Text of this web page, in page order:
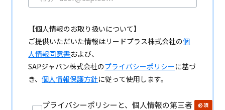
【個人情報のお取り扱いについて】
ご提供いただいた情報はリードプラス株式会社の個
人情報同意書および、
SAPジャパン株式会社のプライバシーポリシーに基づ
き、個人情報保護方針に従って使用します。
プライバシーポリシーと、個人情報の第三者